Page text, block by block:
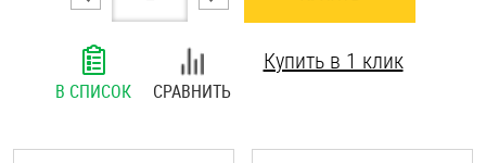
В СПИСОК СРАВНИТЬ
Купить в 1 клик